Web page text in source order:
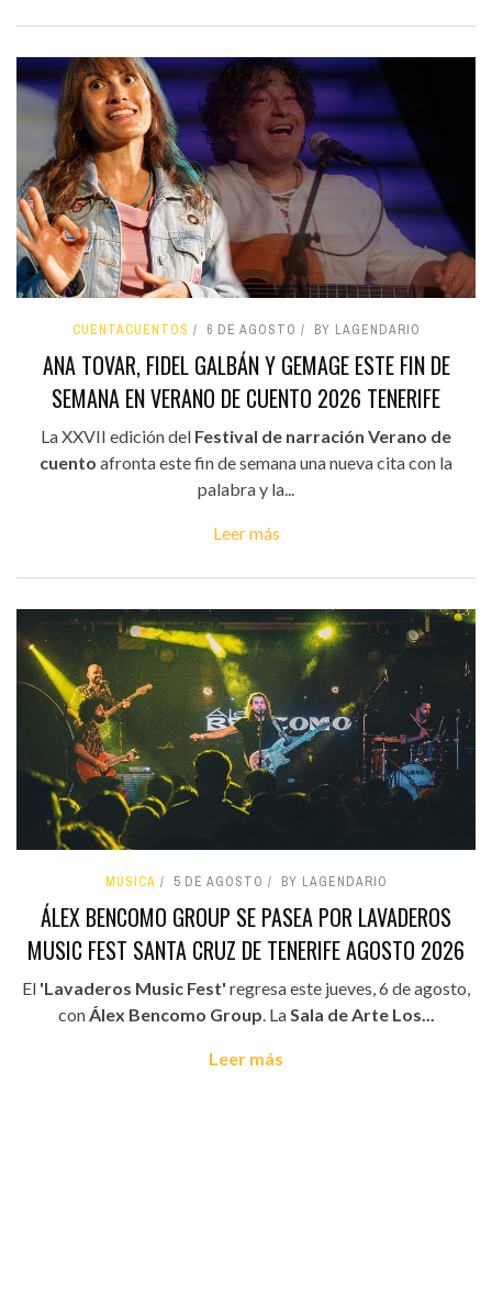
CUENTACUENTOS 6 DE AGOSTO BY LAGENDARIO
ANA TOVAR, FIDEL GALBÁN Y GEMAGE ESTE FIN DE
SEMANA EN VERANO DE CUENTO 2026 TENERIFE
La XXVII edición del Festival de narración Verano de
cuento afronta este fin de semana una nueva cita con la
palabra y la...
Leer más
MÚSICA 5 DE AGOSTO BY LAGENDARIO
ÁLEX BENCOMO GROUP SE PASEA POR LAVADEROS
MUSIC FEST SANTA CRUZ DE TENERIFE AGOSTO 2026
El 'Lavaderos Music Fest' regresa este jueves, 6 de agosto,
conÁlex Bencomo Group. LaSala de Arte Los...
Leer más